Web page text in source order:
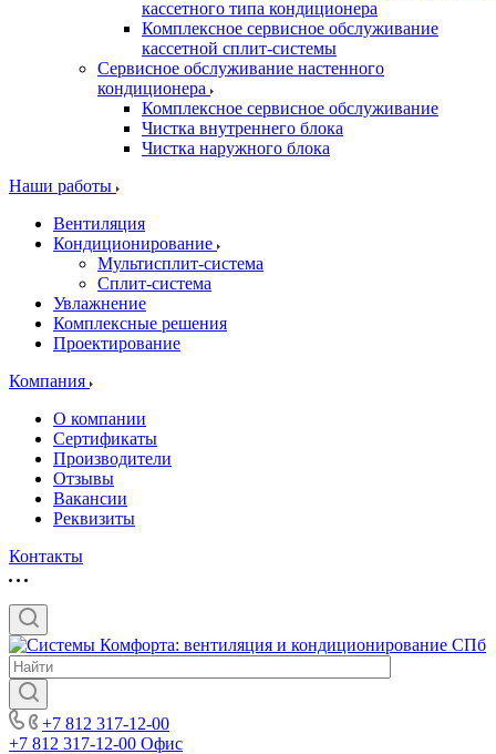
кассетного типа кондиционера
Комплексное сервисное обслуживание
кассетной сплит-системы
Сервисное обслуживание настенного
кондиционера
Комплексное сервисное обслуживание
Чистка внутреннего блока
Чистка наружного блока
Наши работы
Вентиляция
Кондиционирование
Мультисплит-система
Сплит-система
Увлажнение
Комплексные решения
Проектирование
Компания
О компании
Сертификаты
Производители
Отзывы
Вакансии
Реквизиты
Контакты
+7 812 317-12-00
+7 812 317-12-00 Офис